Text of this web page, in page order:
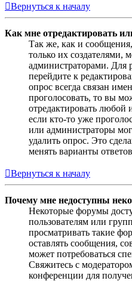
Вернуться к началу
Как мне отредактировать
Так же, как и
только их создателями,
администраторами. Для
перейдите к
опрос всегда связан
проголосовать, то вы
отредактировать любой
если кто-то уже
или администраторы
удалить опрос. Это
менять варианты
Вернуться к началу
Почему мне недоступны
Некоторые форумы
пользователям или
просматривать такие
оставлять сообщения,
может потребоваться
Свяжитесь с
конференции для